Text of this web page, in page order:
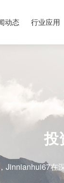
动态 行业应用
投
jinnianhui67在